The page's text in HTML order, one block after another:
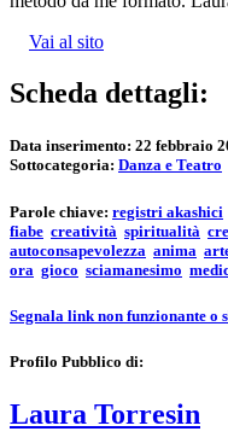
Vai al sito
Scheda dettagli:
Data inserimento: 22 febbraio
Sottocategoria: Danza e Teatro
Parole chiave: registri akashici
fiabe creatività spiritualità
autoconsapevolezza anima
ora gioco sciamanesimo
Segnala link non funzionante o
Profilo Pubblico di:
Laura Torresin